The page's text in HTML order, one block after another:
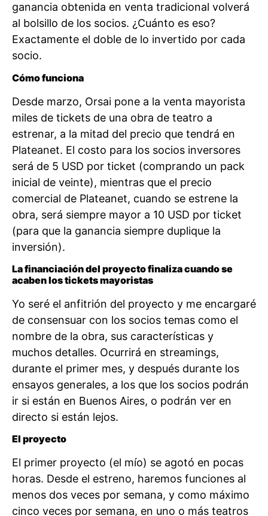
ganancia obtenida en venta tradicional volverá
al bolsillo de los socios. ¿Cuánto es eso?
Exactamente el doble de lo invertido por cada
socio.
Cómo funciona
Desde marzo, Orsai pone a la venta mayorista
miles de tickets de una obra de teatro a
estrenar, a la mitad del precio que tendrá en
Plateanet. El costo para los socios inversores
será de 5 USD por ticket (comprando un pack
inicial de veinte), mientras que el precio
comercial de Plateanet, cuando se estrene la
obra, será siempre mayor a 10 USD por ticket
(para que la ganancia siempre duplique la
inversión).
La financiación del proyecto finaliza cuando se
acaben los tickets mayoristas
Yo seré el anfitrión del proyecto y me encargaré
de consensuar con los socios temas como el
nombre de la obra, sus características y
muchos detalles. Ocurrirá en streamings,
durante el primer mes, y después durante los
ensayos generales, a los que los socios podrán
ir si están en Buenos Aires, o podrán ver en
directo si están lejos.
El proyecto
El primer proyecto (el mío) se agotó en pocas
horas. Desde el estreno, haremos funciones al
menos dos veces por semana, y como máximo
cinco veces por semana, en uno o más teatros